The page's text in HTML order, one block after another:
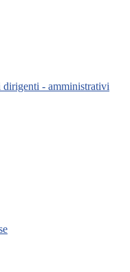
dirigenti - amministrativi